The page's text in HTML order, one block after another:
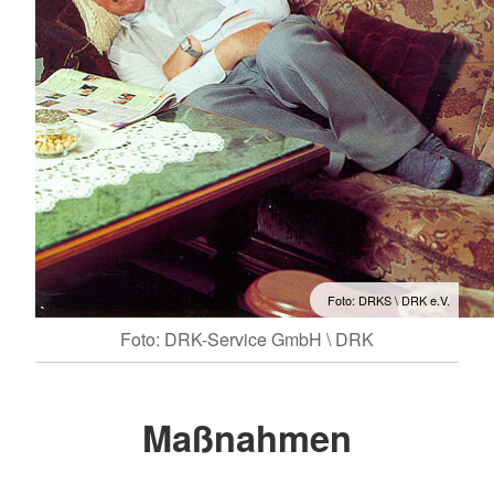
Foto: DRKS \ DRK e.V.
Foto: DRK-Service GmbH \ DRK
Maßnahmen